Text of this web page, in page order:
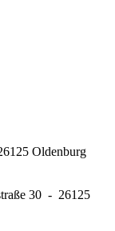
Oldenburg
30 - 26125